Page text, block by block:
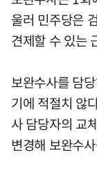
울러 민주당은
견제할 수 있는
보완수사를 담
기에 적절치 않
사 담당자의 교
변경해 보완수